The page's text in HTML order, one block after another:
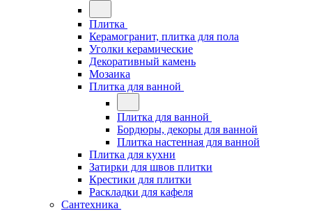
Плитка
Керамогранит, плитка для пола
Уголки керамические
Декоративный камень
Мозаика
Плитка для ванной
Плитка для ванной
Бордюры, декоры для ванной
Плитка настенная для ванной
Плитка для кухни
Затирки для швов плитки
Крестики для плитки
Раскладки для кафеля
Сантехника